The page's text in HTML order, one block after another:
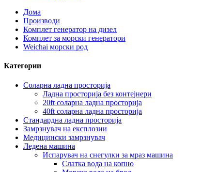
Дома
Производи
Комплет генератор на дизел
Комплет за морски генератори
Weichai морски род
Категории
Соларна ладна просторија
Ладна просторија без контејнери
20ft соларна ладна просторија
40ft соларна ладна просторија
Стандардна ладна просторија
Замрзнувач на експлозии
Медицински замрзнувач
Ледена машина
Испарувач на снегулки за мраз машина
Слатка вода на копно